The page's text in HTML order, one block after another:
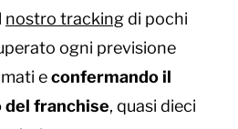
nostro trackingdi pochi
ogni previsione
econfermando il
franchise, quasi dieci